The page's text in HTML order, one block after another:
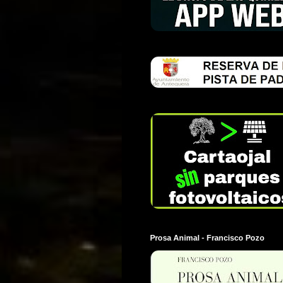
Prosa Animal - Francisco Pozo